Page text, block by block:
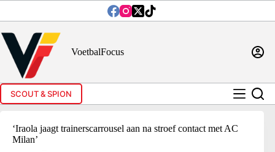
inhoud
VoetbalFocus
SCOUT & SPION
‘Iraola jaagt trainerscarrousel aan na stroef contact met AC
Milan’